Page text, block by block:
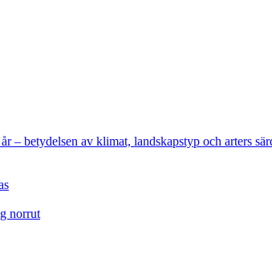
– betydelsen av klimat, landskapstyp och arters
norrut